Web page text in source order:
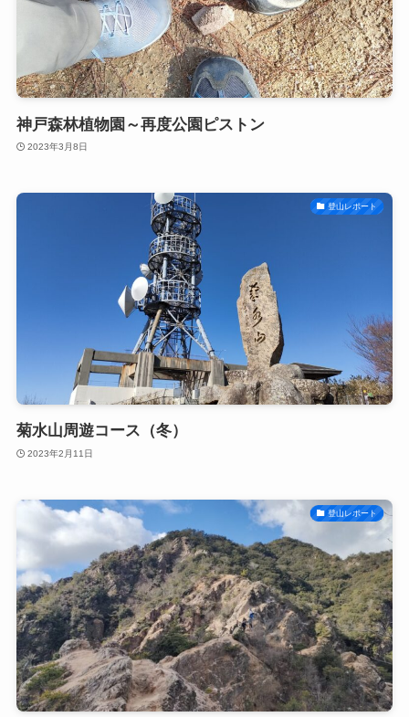
神戸森林植物園～再度公園ピストン
2023年3月8日
登山レポート
菊水山周遊コース（冬）
2023年2月11日
登山レポート